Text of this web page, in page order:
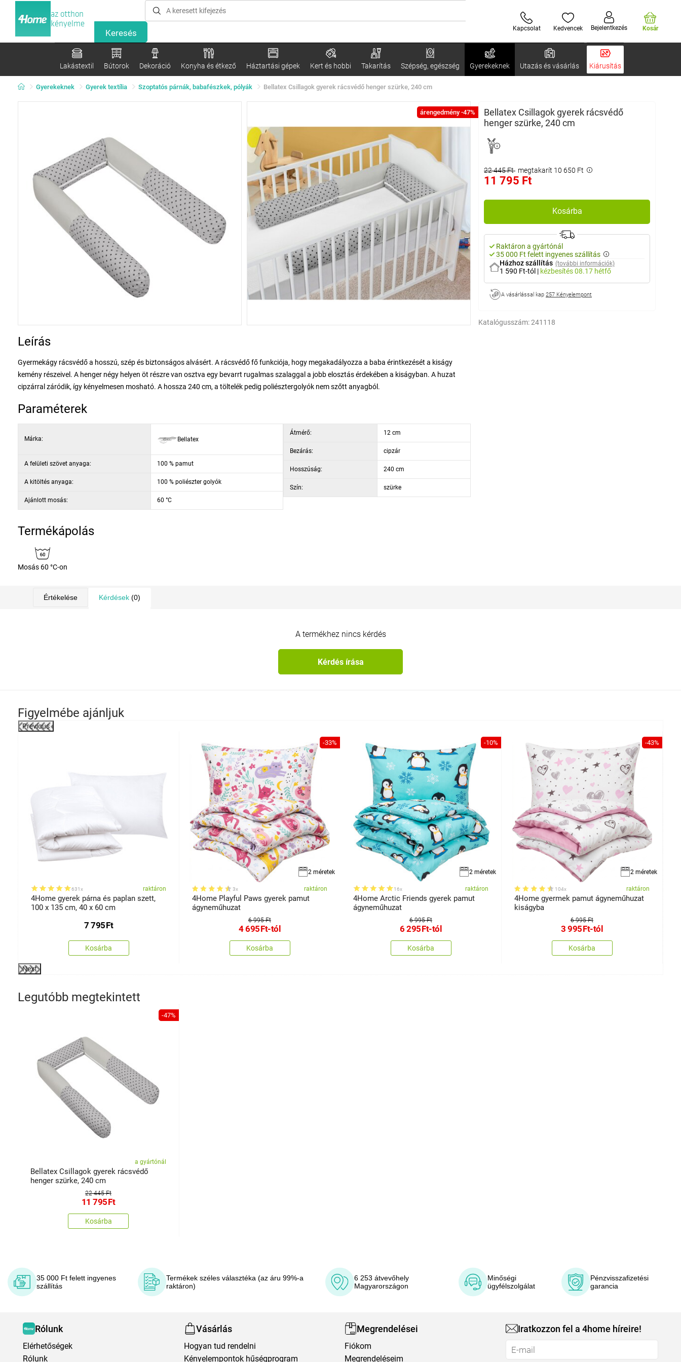
az otthon
kényelme
Kapcsolat Kedvencek Bejelentkezés Kosár
Lakástextil Bútorok Dekoráció Konyha és étkező Háztartási gépek Kert és hobbi Takarítás Szépség, egészség Gyerekeknek Utazás és vásárlás Kiárusítás
Gyerekeknek Gyerek textília Szoptatós párnák, babafészkek, pólyák Bellatex Csillagok gyerek rácsvédő henger szürke, 240 cm
árengedmény -47%
Bellatex Csillagok gyerek rácsvédő
henger szürke, 240 cm
22 445 Ft megtakarít 10 650 Ft
11 795 Ft
Kosárba
Raktáron a gyártónál
35 000 Ft felett ingyenes szállítás
Házhoz szállítás (további információk)
1 590 Ft-tól | kézbesítés08.17 hétfő
A vásárlással kap 257 Kényelempont
Katalógusszám:241118
Leírás
Gyermekágy rácsvédő a hosszú, szép és biztonságos alvásért. A rácsvédő fő funkciója, hogy megakadályozza a baba érintkezését a kiságy
kemény részeivel. A henger négy helyen öt részre van osztva egy bevarrt rugalmas szalaggal a jobb elosztás érdekében a kiságyban. A huzat
cipzárral záródik, így kényelmesen mosható. A hossza 240 cm, a töltelék pedig poliésztergolyók nem szőtt anyagból.
Paraméterek
Márka: Bellatex
A felületi szövet anyaga: 100 % pamut
A kitöltés anyaga: 100 % poliészter golyók
Ajánlott mosás: 60 °C
Átmérő: 12 cm
Bezárás: cipzár
Hosszúság: 240 cm
Szín: szürke
Termékápolás
Mosás 60 °C-on
Értékelése Kérdések (0)
A termékhez nincs kérdés
Kérdés írása
Figyelmébe ajánljuk
Previous
631x raktáron
4Home gyerek párna és paplan szett,
100 x 135 cm, 40 x 60 cm
7 795Ft
Kosárba
-33%
2 méretek
3x raktáron
4Home Playful Paws gyerek pamut
ágyneműhuzat
6 995 Ft
4 695Ft-tól
Kosárba
-10%
2 méretek
16x raktáron
4Home Arctic Friends gyerek pamut
ágyneműhuzat
6 995 Ft
6 295Ft-tól
Kosárba
-43%
2 méretek
104x raktáron
4Home gyermek pamut ágyneműhuzat
kiságyba
6 995 Ft
3 995Ft-tól
Kosárba
Next
Legutóbb megtekintett
-47%
a gyártónál
Bellatex Csillagok gyerek rácsvédő
henger szürke, 240 cm
22 445 Ft
11 795Ft
Kosárba
35 000 Ft felett ingyenes
szállítás
Termékek széles választéka (az áru 99%-a
raktáron)
6 253 átvevőhely
Magyarországon
Minőségi
ügyfélszolgálat
Pénzvisszafizetési
garancia
Rólunk
Elérhetőségek
Rólunk
Vásárlás
Hogyan tud rendelni
Kényelempontok hűségprogram
Megrendelései
Fiókom
Megrendeléseim
Iratkozzon fel a 4home híreire!